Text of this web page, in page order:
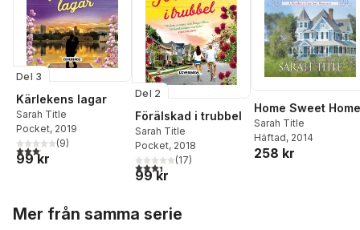
Del 3
Kärlekens lagar
Sarah Title
Pocket, 2019
3,1utav 5 stjärnor. Totalt antal röster:
(9)
99 kr
Del 2
Förälskad i trubbel
Sarah Title
Pocket, 2018
3,4utav 5 stjärnor. Totalt antal röster:
(17)
99 kr
Home Sweet Home
Sarah Title
Häftad, 2014
258 kr
Mer från samma serie